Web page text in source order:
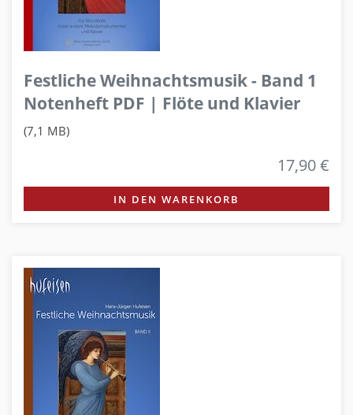
Festliche Weihnachtsmusik - Band 1
Notenheft PDF | Flöte und Klavier
(7,1 MB)
17,90 €
IN DEN WARENKORB